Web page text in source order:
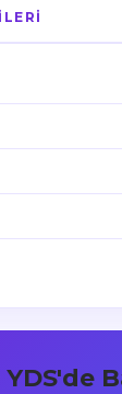
YDS'de